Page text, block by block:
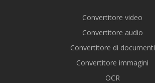
Convertitore video
Convertitore audio
Convertitore di documenti
Convertitore immagini
OCR